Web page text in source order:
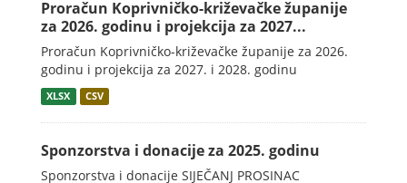
Proračun Koprivničko-križevačke županije
za 2026. godinu i projekcija za 2027...
Proračun Koprivničko-križevačke županije za 2026.
godinu i projekcija za 2027. i 2028. godinu
XLSX CSV
Sponzorstva i donacije za 2025. godinu
Sponzorstva i donacije SIJEČANJ PROSINAC